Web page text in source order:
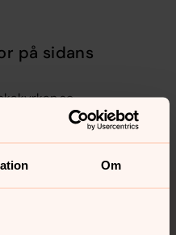
Om
på sidans